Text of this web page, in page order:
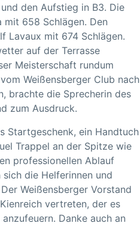
den Aufstieg in B3. Die
mit 658 Schlägen. Den
Lavaux mit 674 Schlägen.
auf der Terrasse
Meisterschaft rundum
Weißensberger Club nach
brachte die Sprecherin des
zum Ausdruck.
Startgeschenk, ein Handtuch
Trappel an der Spitze wie
professionellen Ablauf
die Helferinnen und
Weißensberger Vorstand
vertreten, der es
Danke auch an